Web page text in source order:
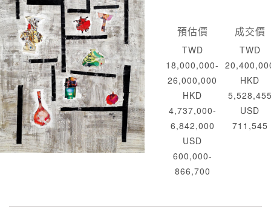
預估價
TWD
18,000,000-
26,000,000
HKD
4,737,000-
6,842,000
USD
600,000-
866,700
成交價
TWD
HKD
USD
711,545